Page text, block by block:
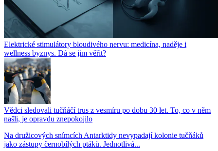
Elektrické stimulátory bloudivého nervu: medicína, naděje i
wellness byznys. Dá se jim věřit?
Vědci sledovali tučňáčí trus z vesmíru po dobu 30 let. To, co v něm
našli, je opravdu znepokojilo
Na družicových snímcích Antarktidy nevypadají kolonie tučňáků
jako zástupy černobílých ptáků. Jednotlivá...